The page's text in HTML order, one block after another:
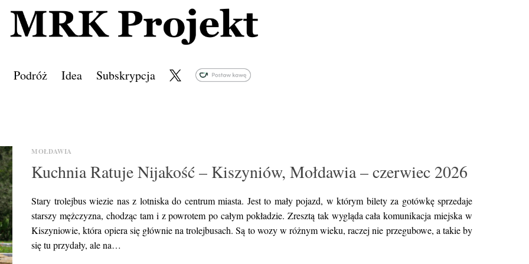
Podróż Idea Subskrypcja
MOŁDAWIA
Kuchnia Ratuje Nijakość – Kiszyniów, Mołdawia – czerwiec 2026
Stary trolejbus wiezie nas z lotniska do centrum miasta. Jest to mały pojazd, w którym bilety za gotówkę sprzedaje
starszy mężczyzna, chodząc tam i z powrotem po całym pokładzie. Zresztą tak wygląda cała komunikacja miejska w
Kiszyniowie, która opiera się głównie na trolejbusach. Są to wozy w różnym wieku, raczej nie przegubowe, a takie by
się tu przydały, ale na…